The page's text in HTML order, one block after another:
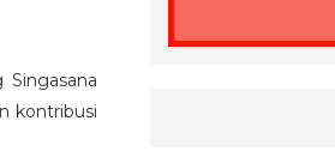
kontribusi